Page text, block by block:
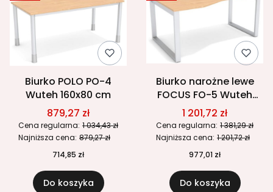
Biurko POLO PO-4
Wuteh 160x80 cm
879,27 zł
Cena regularna: 1 034,43 zł
Najniższa cena: 879,27 zł
714,85 zł
Do koszyka
Biurko narożne lewe
FOCUS FO-5 Wuteh
1600 × 1000 mm
1 201,72 zł
Cena regularna: 1 381,29 zł
Najniższa cena: 1 201,72 zł
977,01 zł
Do koszyka